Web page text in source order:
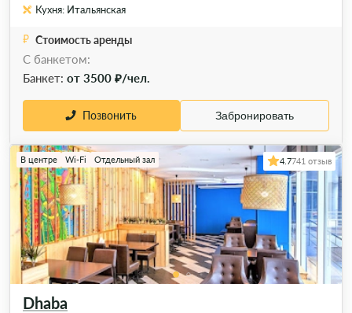
Кухня: Итальянская
Стоимость аренды
С банкетом:
Банкет: от 3500 ₽/чел.
Позвонить Забронировать
Dhaba
В центре Wi-Fi Отдельный зал 4.7741 отзыв